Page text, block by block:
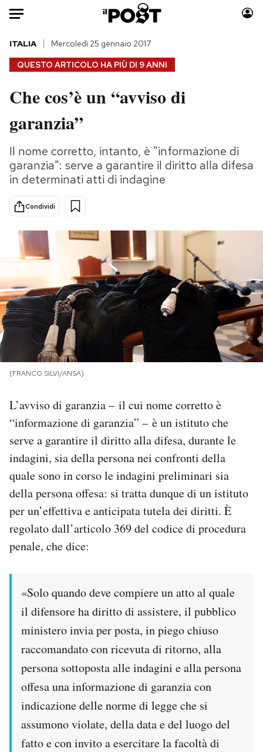
Auto
HOME
Italia
Politica
Tecnologia
Internet
Scienza
Cultura
Economia
Sport
Moda
Storie/Idee
Ok Boomer!
Media
Mondiali calcio 2026
PODCAST
NEWSLETTER
I MIEI PREFERITI
SHOP
CALENDARIO
AREA PERSONALE
Area Personale
Notifiche mobile
Regala il Post
QUESTO ARTICOLO HA PIÙ DI 9 ANNI
ITALIA Mercoledì 25 gennaio 2017
Che cos’è un “avviso di
garanzia”
Il nome corretto, intanto, è "informazione di
garanzia": serve a garantire il diritto alla difesa
in determinati atti di indagine
Condividi
(FRANCO SILVI/ANSA)
L’avviso di garanzia – il cui nome corretto è
“informazione di garanzia” – è un istituto che
serve a garantire il diritto alla difesa, durante le
indagini, sia della persona nei confronti della
quale sono in corso le indagini preliminari sia
della persona offesa: si tratta dunque di un istituto
per un’effettiva e anticipata tutela dei diritti. È
regolato dall’articolo 369 del codice di procedura
penale, che dice:
«Solo quando deve compiere un atto al quale
il difensore ha diritto di assistere, il pubblico
ministero invia per posta, in piego chiuso
raccomandato con ricevuta di ritorno, alla
persona sottoposta alle indagini e alla persona
offesa una informazione di garanzia con
indicazione delle norme di legge che si
assumono violate, della data e del luogo del
fatto e con invito a esercitare la facoltà di